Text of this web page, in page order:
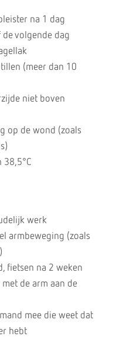
na 1 dag
de volgende dag
(meer dan 10
niet boven
op de wond (zoals
38,5°C
werk
armbeweging (zoals
fietsen na 2 weken
met de arm aan de
mee die weet dat
hebt